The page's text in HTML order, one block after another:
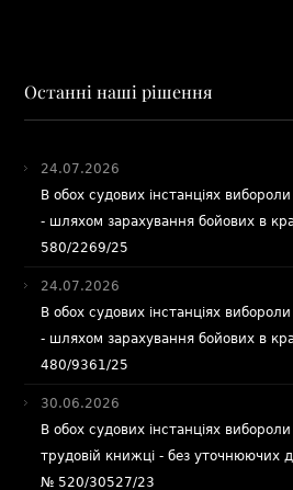
Останні наші рішення
24.07.2026
В обох судових інстанціях
- шляхом зарахування бойових в
580/2269/25
24.07.2026
В обох судових інстанціях
- шляхом зарахування бойових в
480/9361/25
30.06.2026
В обох судових інстанціях
трудовій книжці - без уточнюючих
№ 520/30527/23